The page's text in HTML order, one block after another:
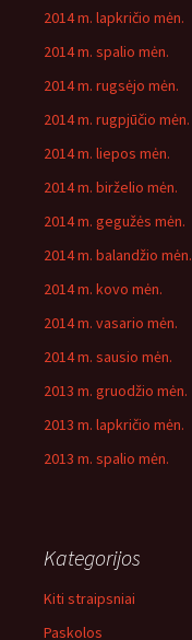
2014 m. lapkričio mėn.
2014 m. spalio mėn.
2014 m. rugsėjo mėn.
2014 m. rugpjūčio mėn.
2014 m. liepos mėn.
2014 m. birželio mėn.
2014 m. gegužės mėn.
2014 m. balandžio mėn.
2014 m. kovo mėn.
2014 m. vasario mėn.
2014 m. sausio mėn.
2013 m. gruodžio mėn.
2013 m. lapkričio mėn.
2013 m. spalio mėn.
Kategorijos
Kiti straipsniai
Paskolos